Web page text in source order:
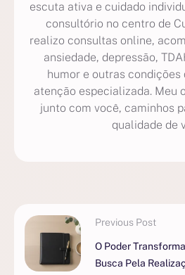
escuta ativa e cuidado
consultório no centro de
realizo consultas online,
ansiedade, depressão,
humor e outras condições
atenção especializada. Meu
junto com você, caminhos
qualidade de
Previous Post
O Poder
Busca Pela